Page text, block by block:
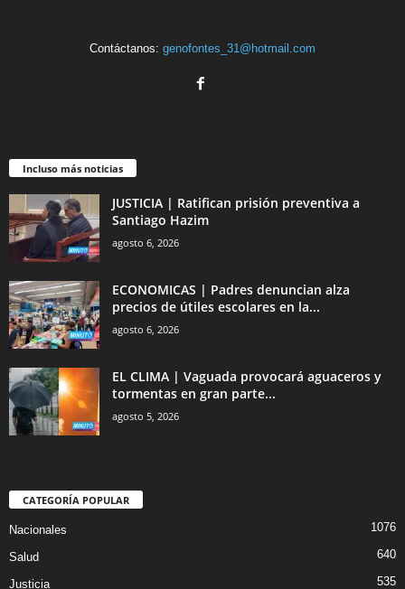
Contáctanos: genofontes_31@hotmail.com
Incluso más noticias
JUSTICIA | Ratifican prisión preventiva a
Santiago Hazim
agosto 6, 2026
ECONOMICAS | Padres denuncian alza
precios de útiles escolares en la...
agosto 6, 2026
EL CLIMA | Vaguada provocará aguaceros y
tormentas en gran parte...
agosto 5, 2026
CATEGORÍA POPULAR
Nacionales 1076
Salud 640
Justicia 535